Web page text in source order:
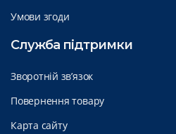
Умови згоди
Служба підтримки
Зворотній зв’язок
Повернення товару
Карта сайту